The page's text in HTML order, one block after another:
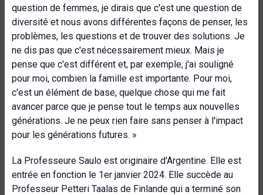
question de femmes, je dirais que c'est une question de
diversité et nous avons différentes façons de penser, les
problèmes, les questions et de trouver des solutions. Je
ne dis pas que c'est nécessairement mieux. Mais je
pense que c'est différent et, par exemple, j'ai souligné
pour moi, combien la famille est importante. Pour moi,
c'est un élément de base, quelque chose qui me fait
avancer parce que je pense tout le temps aux nouvelles
générations. Je ne peux rien faire sans penser à l'impact
pour les générations futures. »
La Professeure Saulo est originaire d'Argentine. Elle est
entrée en fonction le 1er janvier 2024. Elle succède au
Professeur Petteri Taalas de Finlande qui a terminé son